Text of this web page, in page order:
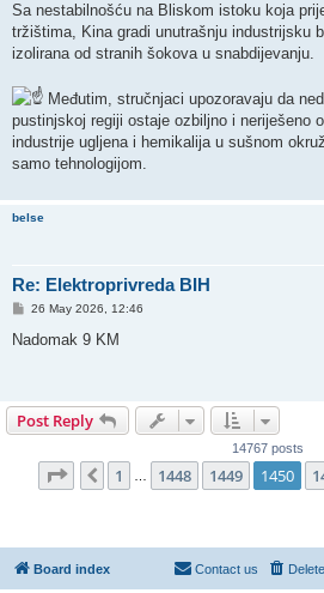
Sa nestabilnošću na Bliskom istoku koja
tržištima, Kina gradi unutrašnju industrijsku
izolirana od stranih šokova u snabdijevanju.
Međutim, stručnjaci upozoravaju da
pustinjskoj regiji ostaje ozbiljno i neriješeno
industrije ugljena i hemikalija u sušnom
samo tehnologijom.
belse
Re: Elektroprivreda BIH
P
s
26 May 2026, 12:46
Nadomak 9 KM
Post Reply
14767 posts
Page 1450of1477
Previous
1 1448 1449 1450
Board index Contact us